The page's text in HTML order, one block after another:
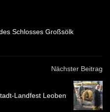
Schlosses Großsölk
Nächster Beitrag
Landfest Leoben